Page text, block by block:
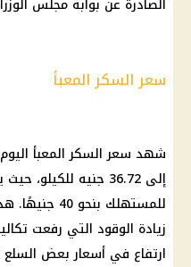
سعر السكر المعبأ
إلى 36.72 جنيه
للمستهلك
زيادة الوقود التي رفعت
ارتفاع في أسعار بعض